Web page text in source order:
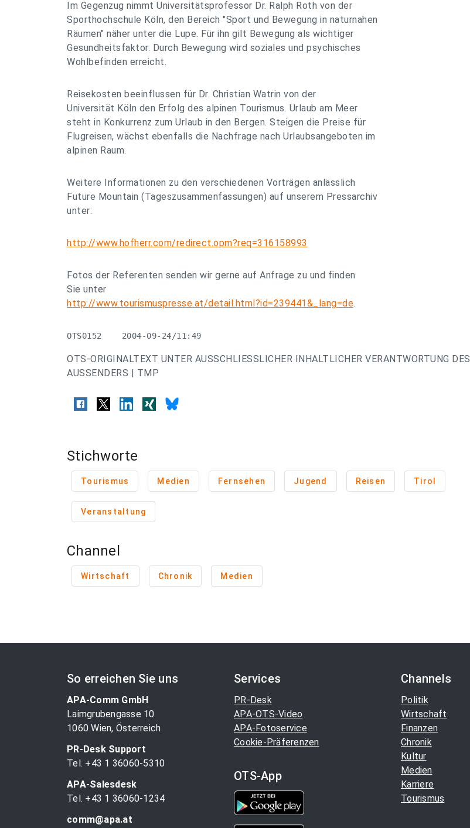
Im Gegenzug nimmt Universitätsprofessor Dr. Ralph Roth von der
Sporthochschule Köln, den Bereich "Sport und Bewegung in naturnahen
Räumen" näher unter die Lupe. Für ihn gilt Bewegung als wichtiger
Gesundheitsfaktor. Durch Bewegung wird soziales und psychisches
Wohlbefinden erreicht.
Reisekosten beeinflussen für Dr. Christian Watrin von der
Universität Köln den Erfolg des alpinen Tourismus. Urlaub am Meer
steht in Konkurrenz zum Urlaub in den Bergen. Steigen die Preise für
Flugreisen, wächst ebenfalls die Nachfrage nach Urlaubsangeboten im
alpinen Raum.
Weitere Informationen zu den verschiedenen Vorträgen anlässlich
Future Mountain (Tageszusammenfassungen) auf unserem Pressarchiv
unter:
http://www.hofherr.com/redirect.opm?req=316158993
Fotos der Referenten senden wir gerne auf Anfrage zu und finden
Sie unter
http://www.tourismuspresse.at/detail.html?id=239441&_lang=de.
OTS0152    2004-09-24/11:49
OTS-ORIGINALTEXT UNTER AUSSCHLIESSLICHER INHALTLICHER VERANTWORTUNG DES
AUSSENDERS | TMP
Stichworte
Tourismus Medien Fernsehen Jugend Reisen Tirol
Veranstaltung
Channel
Wirtschaft Chronik Medien
So erreichen Sie uns
APA-Comm GmbH
Laimgrubengasse 10
1060 Wien, Österreich
PR-Desk Support
Tel. +43 1 36060-5310
APA-Salesdesk
Tel. +43 1 36060-1234
comm@apa.at
Services
PR-Desk
APA-OTS-Video
APA-Fotoservice
Cookie-Präferenzen
OTS-App
Channels
Politik
Wirtschaft
Finanzen
Chronik
Kultur
Medien
Karriere
Tourismus